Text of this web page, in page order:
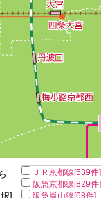
ＪＲ京都線[539件]
阪急京都線[829件]
阪急嵐山線[68件]